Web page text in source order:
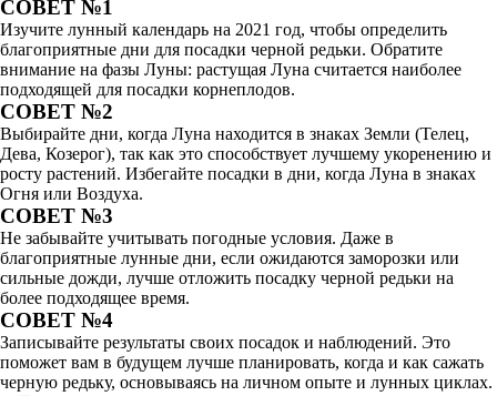
СОВЕТ №1
Изучите лунный календарь на 2021 год, чтобы определить
благоприятные дни для посадки черной редьки. Обратите
внимание на фазы Луны: растущая Луна считается наиболее
подходящей для посадки корнеплодов.
СОВЕТ №2
Выбирайте дни, когда Луна находится в знаках Земли (Телец,
Дева, Козерог), так как это способствует лучшему укоренению и
росту растений. Избегайте посадки в дни, когда Луна в знаках
Огня или Воздуха.
СОВЕТ №3
Не забывайте учитывать погодные условия. Даже в
благоприятные лунные дни, если ожидаются заморозки или
сильные дожди, лучше отложить посадку черной редьки на
более подходящее время.
СОВЕТ №4
Записывайте результаты своих посадок и наблюдений. Это
поможет вам в будущем лучше планировать, когда и как сажать
черную редьку, основываясь на личном опыте и лунных циклах.